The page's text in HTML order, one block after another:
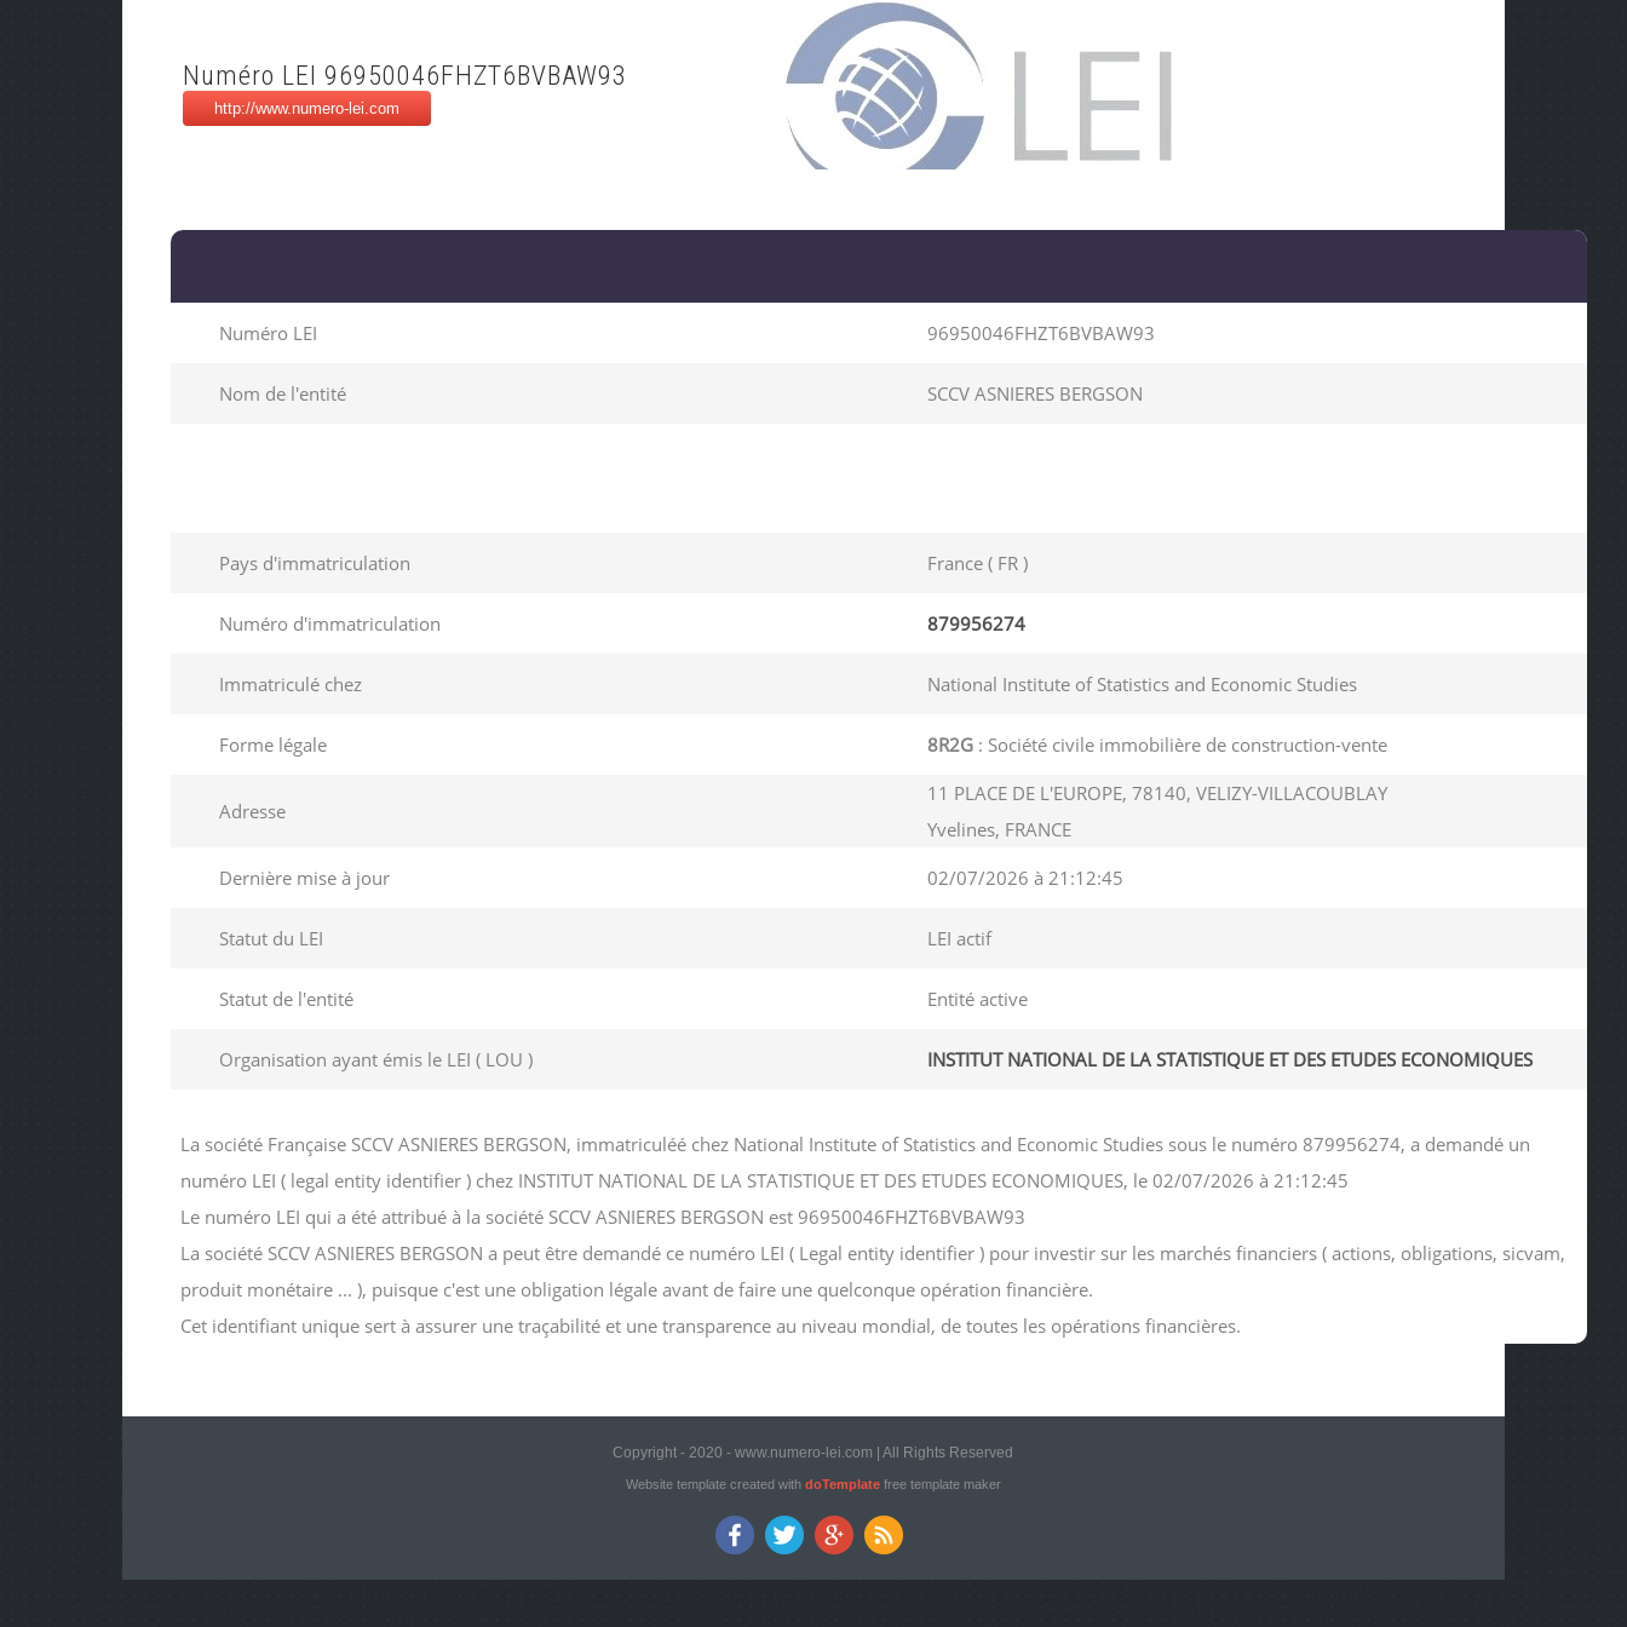
Numéro LEI 96950046FHZT6BVBAW93
Numéro LEI 96950046FHZT6BVBAW93
Nom de l'entité SCCV ASNIERES BERGSON
Pays d'immatriculation France ( FR )
Numéro d'immatriculation 879956274
Immatriculé chez National Institute of Statistics and Economic Studies
Forme légale 8R2G: Société civile immobilière de construction-vente
Adresse
11 PLACE DE L'EUROPE, 78140, VELIZY-VILLACOUBLAY
Yvelines, FRANCE
Dernière mise à jour
02/07/2026 à 21:12:45
Statut du LEI LEI actif
Statut de l'entité Entité active
Organisation ayant émis le LEI ( LOU ) INSTITUT NATIONAL DE LA STATISTIQUE ET DES ETUDES ECONOMIQUES
La société Française SCCV ASNIERES BERGSON, immatriculéé chez National Institute of Statistics and Economic Studies sous le numéro 879956274, a demandé un
numéro LEI ( legal entity identifier ) chez INSTITUT NATIONAL DE LA STATISTIQUE ET DES ETUDES ECONOMIQUES, le 02/07/2026 à 21:12:45
Le numéro LEI qui a été attribué à la société SCCV ASNIERES BERGSON est 96950046FHZT6BVBAW93
La société SCCV ASNIERES BERGSON a peut être demandé ce numéro LEI ( Legal entity identifier ) pour investir sur les marchés financiers ( actions, obligations, sicvam,
produit monétaire ... ), puisque c'est une obligation légale avant de faire une quelconque opération financière.
Cet identifiant unique sert à assurer une traçabilité et une transparence au niveau mondial, de toutes les opérations financières.
Copyright - 2020 - www.numero-lei.com | All Rights Reserved
Website template created with doTemplatefree template maker